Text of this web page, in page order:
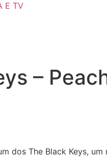
E TV
–
dos The Black Keys,